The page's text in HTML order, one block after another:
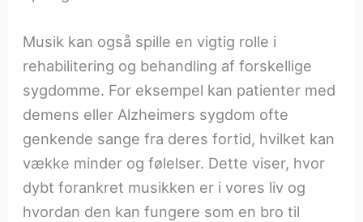
Musik kan også spille en vigtig rolle i
rehabilitering og behandling af forskellige
sygdomme. For eksempel kan patienter med
demens eller Alzheimers sygdom ofte
genkende sange fra deres fortid, hvilket kan
vække minder og følelser. Dette viser, hvor
dybt forankret musikken er i vores liv og
hvordan den kan fungere som en bro til